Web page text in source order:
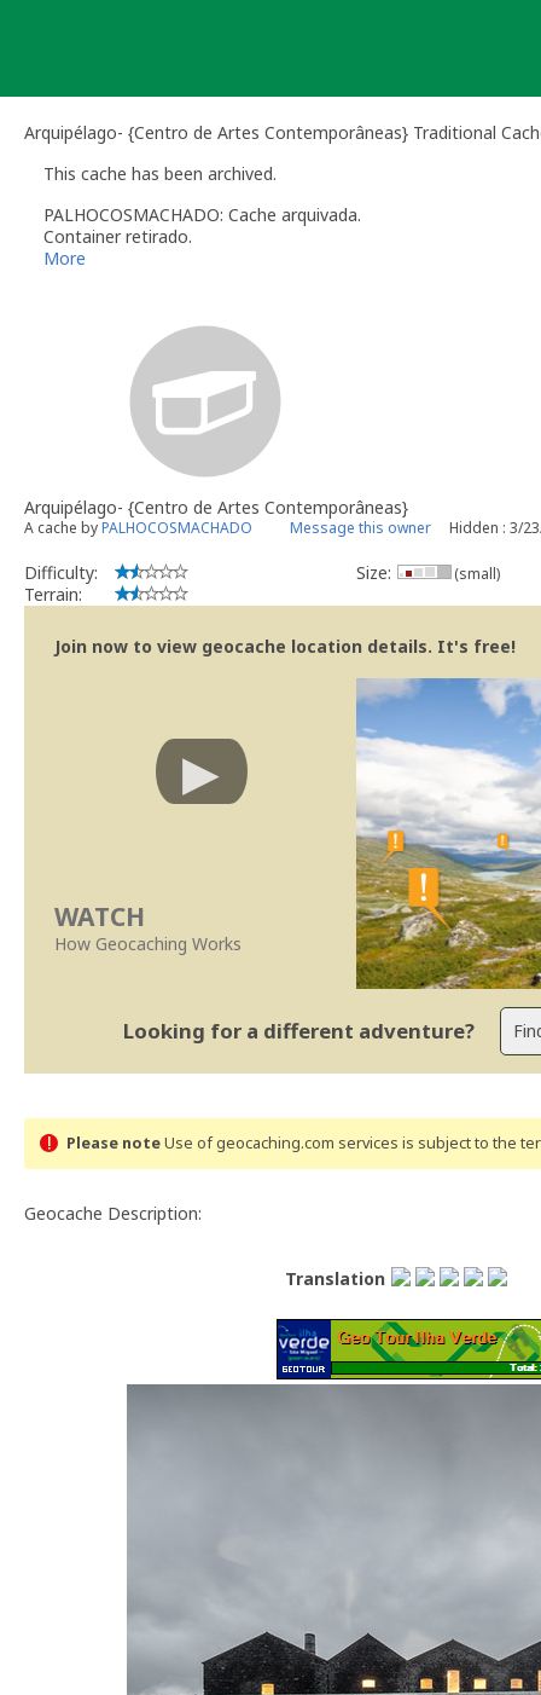
Arquipélago- {Centro de Artes Contemporâneas} Traditional
This cache has been archived.
PALHOCOSMACHADO: Cache arquivada.
Container retirado.
A partir desta data não são aceites mais registos.
More
Arquipélago- {Centro de Artes Contemporâneas}
A cache byPALHOCOSMACHADO Message this owner Hidden : 3/
Difficulty:
Terrain:
Size: (small)
Join now to view geocache location details. It's free!
WATCH
How Geocaching Works
Looking for a different adventure?
Please noteUse of geocaching.com services is subject to the
Geocache Description:
Translation